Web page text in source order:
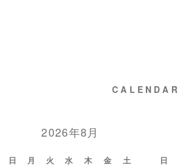
CALENDAR
2026年8月
日 月 火 水 木 金
土
日